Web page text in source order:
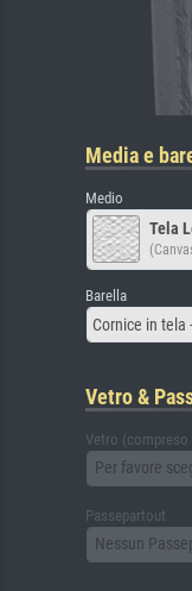
Media e
Medio
Tela
Barella
Cornice in tela
Vetro &
Vetro
Per favore
Passepartout
Nessun